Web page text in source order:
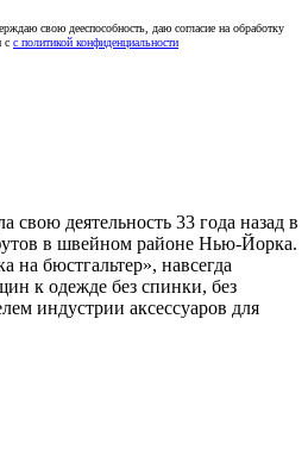
свою дееспособность, даю согласие на обработку
с с политикой конфиденциальности
свою деятельность 33 года назад в
в швейном районе Нью-Йорка.
на бюстгальтер», навсегда
к одежде без спинки, без
индустрии аксессуаров для